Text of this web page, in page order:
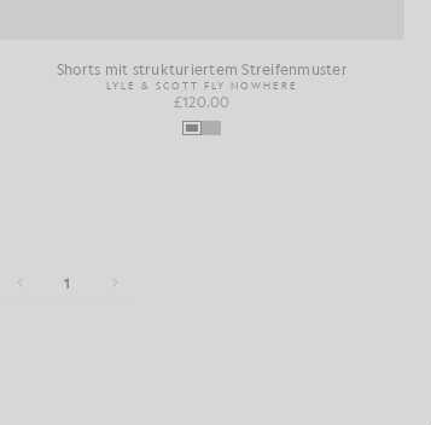
Shorts mit strukturiertem Streifenmuster
LYLE & SCOTT FLY NOWHERE
£120.00
1